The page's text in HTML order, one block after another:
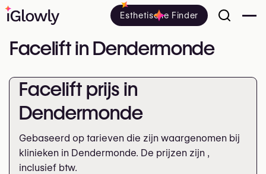
Esthetische Finder
Facelift in Dendermonde
Facelift prijs in
Dendermonde
Gebaseerd op tarieven die zijn waargenomen bij
klinieken in Dendermonde. De prijzen zijn ,
inclusief btw.